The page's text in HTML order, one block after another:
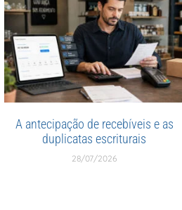
A antecipação de recebíveis e as
duplicatas escriturais
28/07/2026